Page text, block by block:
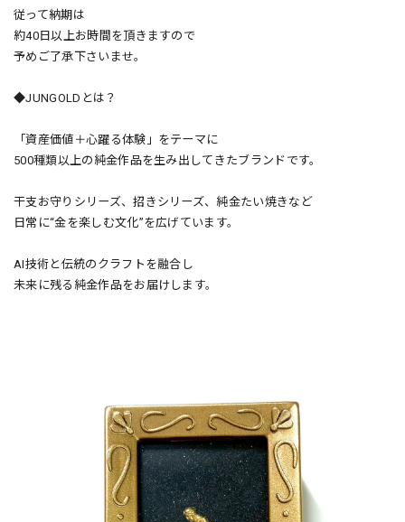
従って納期は
約40日以上お時間を頂きますので
予めご了承下さいませ。
◆JUNGOLDとは？
「資産価値＋心躍る体験」をテーマに
500種類以上の純金作品を生み出してきたブランドです。
干支お守りシリーズ、招きシリーズ、純金たい焼きなど
日常に“金を楽しむ文化”を広げています。
AI技術と伝統のクラフトを融合し
未来に残る純金作品をお届けします。